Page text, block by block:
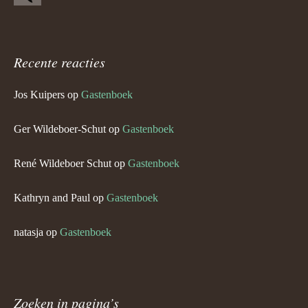
Recente reacties
Jos Kuipers op Gastenboek
Ger Wildeboer-Schut op Gastenboek
René Wildeboer Schut op Gastenboek
Kathryn and Paul op Gastenboek
natasja op Gastenboek
Zoeken in pagina’s